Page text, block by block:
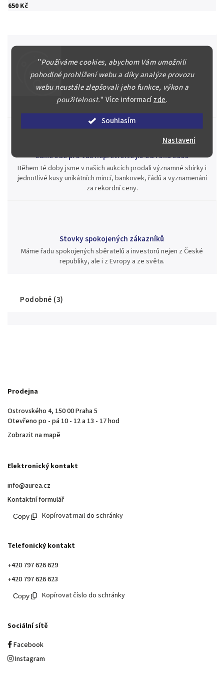
"Používáme cookies, abychom Vám umožnili
pohodlné prohlížení webu a díky analýze provozu
webu neustále zlepšovali jeho funkce, výkon a
použitelnost." Více informacízde.
Souhlasím
Nastavení
650 Kč
Špičkové služby za nejlepší ceny
Náš kolektiv specialistů a znalců se Vám bude plně věnovat.
Posoudíme kvalitu a pravost Vašeho materiálu, prodáme v naší
aukci nebo Vám poradíme kam investovat.
Jsme zde pro Vás nepřetržitě již od roku 2000
Během té doby jsme v našich aukcích prodali významné sbírky i
jednotlivé kusy unikátních mincí, bankovek, řádů a vyznamenání
za rekordní ceny.
Stovky spokojených zákazníků
Máme řadu spokojených sběratelů a investorů nejen z České
republiky, ale i z Evropy a ze světa.
Podobné (3)
Prodejna
Ostrovského 4, 150 00 Praha 5
Otevřeno po - pá 10 - 12 a 13 - 17 hod
Zobrazit na mapě
Elektronický kontakt
info@aurea.cz
Kontaktní formulář
Kopírovat mail do schránky
Telefonický kontakt
+420 797 626 629
+420 797 626 623
Kopírovat číslo do schránky
Sociální sítě
Facebook
Instagram